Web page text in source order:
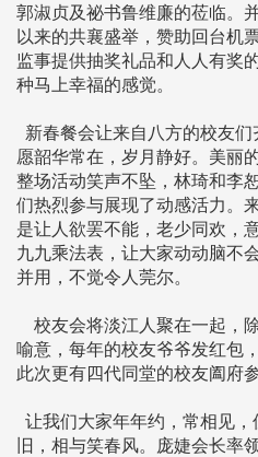
郭淑贞及祕书鲁维廉的莅临。
以来的共襄盛举，赞助回台机
监事提供抽奖礼品和人人有奖
种马上幸福的感觉。
新春餐会让来自八方的校友
愿韶华常在，岁月静好。美丽
整场活动笑声不坠，林琦和李
们热烈参与展现了动感活力。
是让人欲罢不能，老少同欢，
九九乘法表，让大家动动脑不
并用，不觉令人莞尔。
校友会将淡江人聚在一起，
喻意，每年的校友爷爷发红包
此次更有四代同堂的校友阖府
让我们大家年年约，常相见
旧，相与笑春风。庞婕会长率